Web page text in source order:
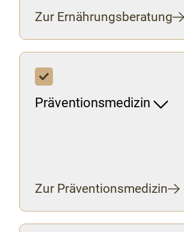
Zur Ernährungsberatung
Präventionsmedizin
Zur Präventionsmedizin